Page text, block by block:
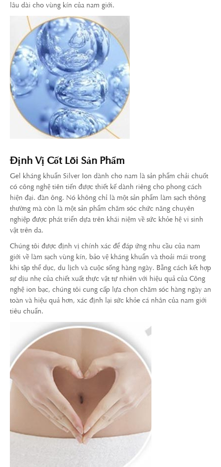
lâu dài cho vùng kín của nam giới.
Định Vị Cốt Lõi Sản Phẩm
Gel kháng khuẩn Silver Ion dành cho nam là sản phẩm chải chuốt
có công nghệ tiên tiến được thiết kế dành riêng cho phong cách
hiện đại. đàn ông. Nó không chỉ là một sản phẩm làm sạch thông
thường mà còn là một sản phẩm chăm sóc chức năng chuyên
nghiệp được phát triển dựa trên khái niệm về sức khỏe hệ vi sinh
vật trên da.
Chúng tôi được định vị chính xác để đáp ứng nhu cầu của nam
giới về làm sạch vùng kín, bảo vệ kháng khuẩn và thoải mái trong
khi tập thể dục, du lịch và cuộc sống hàng ngày. Bằng cách kết hợp
sự dịu nhẹ của chiết xuất thực vật tự nhiên với hiệu quả của Công
nghệ ion bạc, chúng tôi cung cấp lựa chọn chăm sóc hàng ngày an
toàn và hiệu quả hơn, xác định lại sức khỏe cá nhân của nam giới
tiêu chuẩn.